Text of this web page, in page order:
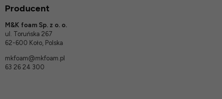
Producent
M&K foam Sp. z o. o.
ul. Toruńska 267
62-600 Koło, Polska
mkfoam@mkfoam.pl
63 26 24 300